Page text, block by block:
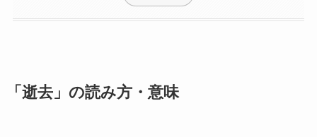
弔電を選ぶ
プリザーブドフラワー
「逝去」の読み方・意味